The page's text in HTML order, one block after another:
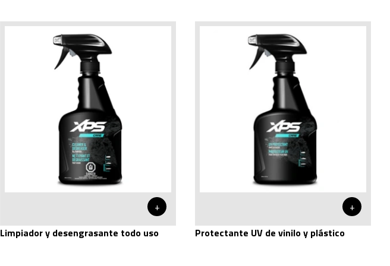
+
Limpiador y desengrasante todo uso
+
Protectante UV de vinilo y plástico